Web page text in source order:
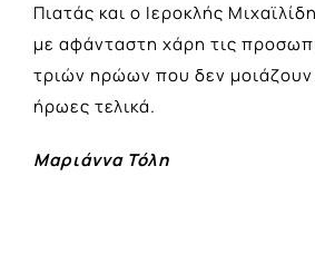
Πιατάς και ο Ιεροκλής
με αφάνταστη χάρη τις
τριών ηρώων που δεν μοιάζουν
ήρωες τελικά.
Μαριάννα Τόλη